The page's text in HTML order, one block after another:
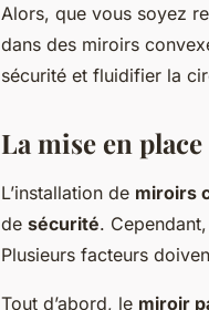
Alors, que vous soyez
dans des miroirs
sécurité et fluidifier la
La mise en
L’installation de miroirs
de sécurité.
Plusieurs facteurs
Tout d’abord, le miroir